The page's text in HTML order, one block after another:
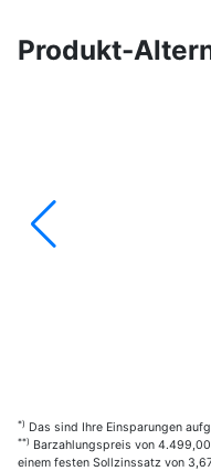
Produkt-
*) Das sind Ihre Einsparungen
**) Barzahlungspreis von
einem festen Sollzinssatz von